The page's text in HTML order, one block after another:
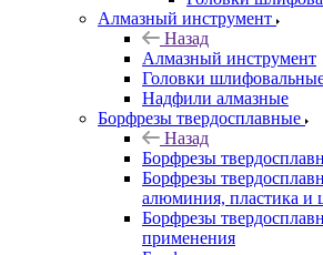
Алмазный инструмент
Назад
Алмазный инструмент
Головки
Надфили алмазные
Борфрезы твердосплавные
Назад
Борфрезы
Борфрезы
алюминия, пластика и
Борфрезы
применения